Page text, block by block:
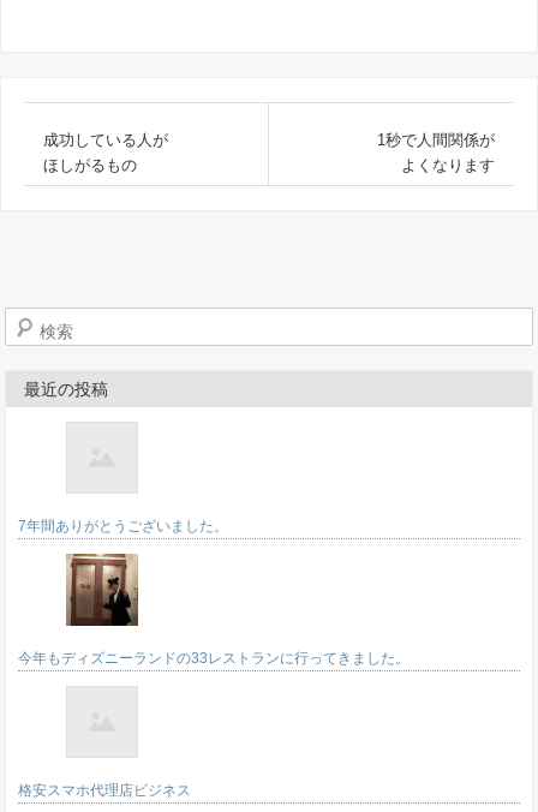
成功している人が
ほしがるもの
1秒で人間関係が
よくなります
検索
最近の投稿
7年間ありがとうございました。
今年もディズニーランドの33レストランに行ってきました。
格安スマホ代理店ビジネス